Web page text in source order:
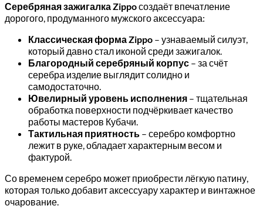
Серебряная зажигалка Zippoсоздаёт впечатление
дорогого, продуманного мужского аксессуара:
Классическая форма Zippo – узнаваемый силуэт,
который давно стал иконой среди зажигалок.
Благородный серебряный корпус – за счёт
серебра изделие выглядит солидно и
самодостаточно.
Ювелирный уровень исполнения – тщательная
обработка поверхности подчёркивает качество
работы мастеров Кубачи.
Тактильная приятность – серебро комфортно
лежит в руке, обладает характерным весом и
фактурой.
Со временем серебро может приобрести лёгкую патину,
которая только добавит аксессуару характер и винтажное
очарование.